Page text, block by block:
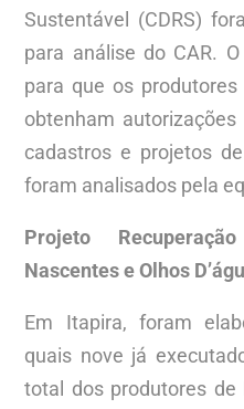
Sustentável (CDRS)
para análise do CAR.
para que os
obtenham
cadastros e projetos
foram analisados pela
Projeto
Nascentes e Olhos
Em Itapira, foram
quais nove já
total dos produtores de